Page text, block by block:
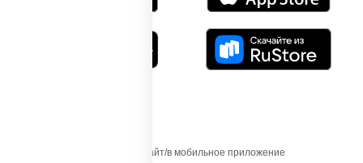
Осуществляя вход на этот Сайт/в мобильное приложение